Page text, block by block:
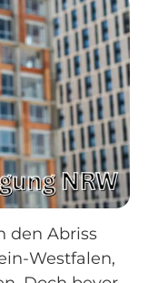
den Abriss
Westfalen,